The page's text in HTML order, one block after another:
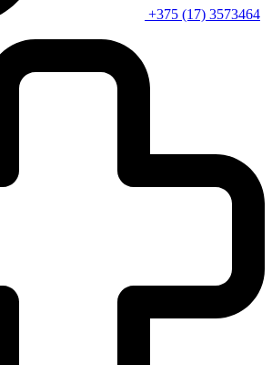
+375 (17) 3573464